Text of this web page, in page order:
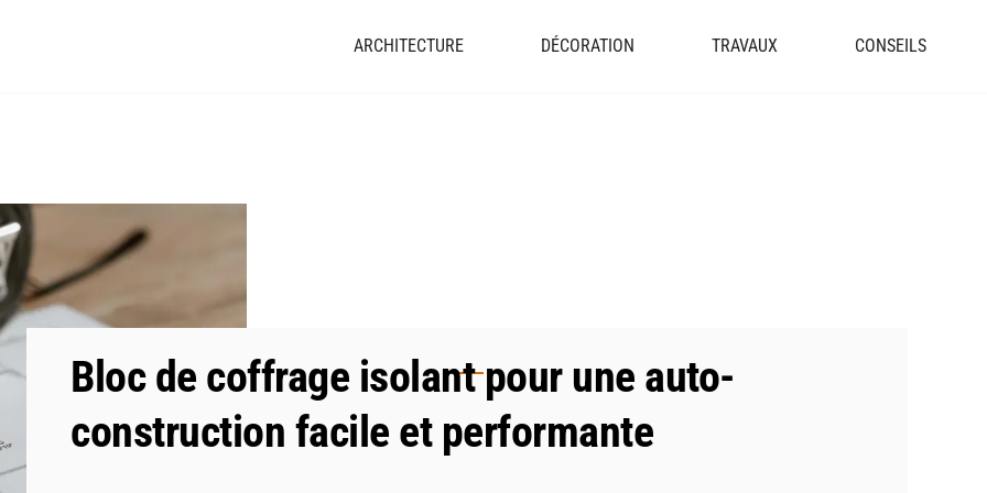
ARCHITECTURE DÉCORATION TRAVAUX CONSEILS
Bloc de coffrage isolant pour une auto-
construction facile et performante